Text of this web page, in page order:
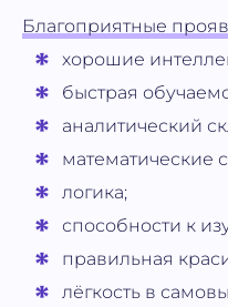
Благоприятные
хорошие
быстрая
аналитический
математические
логика;
способности к
правильная
лёгкость в